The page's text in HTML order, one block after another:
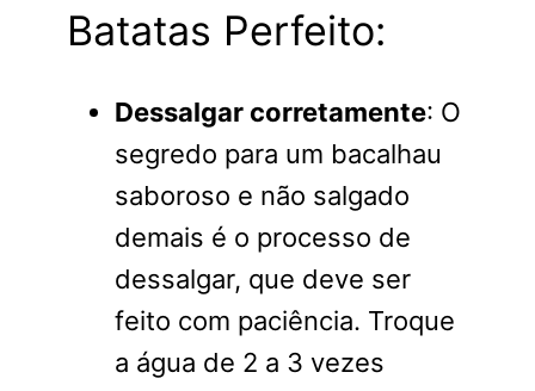
Batatas Perfeito:
Dessalgar corretamente: O
segredo para um bacalhau
saboroso e não salgado
demais é o processo de
dessalgar, que deve ser
feito com paciência. Troque
a água de 2 a 3 vezes